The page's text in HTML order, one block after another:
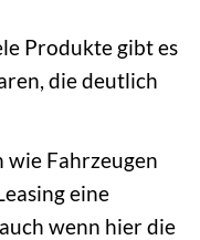
Produkte gibt es
die deutlich
wie Fahrzeugen
eine
wenn hier die